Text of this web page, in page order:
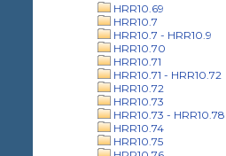
HRR10.69
HRR10.7
HRR10.7 - HRR10.9
HRR10.70
HRR10.71
HRR10.71 - HRR10.72
HRR10.72
HRR10.73
HRR10.73 - HRR10.78
HRR10.74
HRR10.75